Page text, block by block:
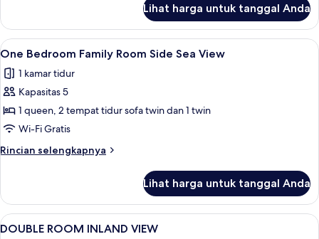
View
One
Bedroom
Family
Inland
View
Lihat harga untuk tanggal Anda
Lihat
semua
foto
untuk
One
Bedroom
Family
Room
Sea
View
5
One Bedroom Family Room Side Sea View
1 kamar tidur
Kapasitas 5
1 queen, 2 tempat tidur sofa twin dan 1 twin
Wi-Fi Gratis
Rincian selengkapnya
Rincian
One
Bedroom
Family
Lihat harga untuk tanggal Anda
Lihat
5
DOUBLE ROOM INLAND VIEW